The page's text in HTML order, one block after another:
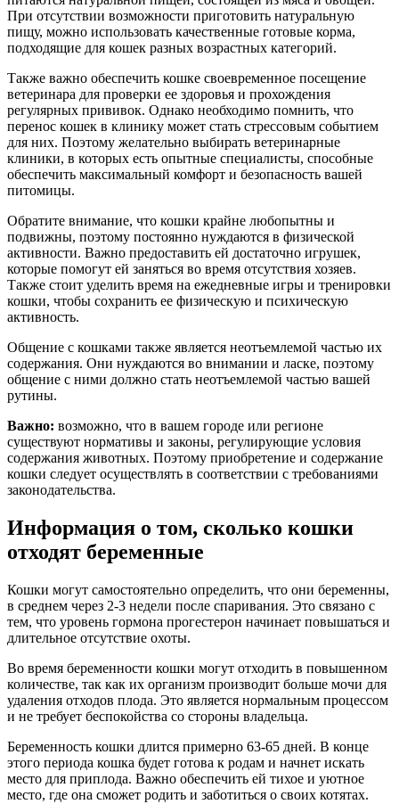
При отсутствии возможности приготовить натуральную
пищу, можно использовать качественные готовые корма,
подходящие для кошек разных возрастных категорий.
Также важно обеспечить кошке своевременное посещение
ветеринара для проверки ее здоровья и прохождения
регулярных прививок. Однако необходимо помнить, что
перенос кошек в клинику может стать стрессовым событием
для них. Поэтому желательно выбирать ветеринарные
клиники, в которых есть опытные специалисты, способные
обеспечить максимальный комфорт и безопасность вашей
питомицы.
Обратите внимание, что кошки крайне любопытны и
подвижны, поэтому постоянно нуждаются в физической
активности. Важно предоставить ей достаточно игрушек,
которые помогут ей заняться во время отсутствия хозяев.
Также стоит уделить время на ежедневные игры и тренировки
кошки, чтобы сохранить ее физическую и психическую
активность.
Общение с кошками также является неотъемлемой частью их
содержания. Они нуждаются во внимании и ласке, поэтому
общение с ними должно стать неотъемлемой частью вашей
рутины.
Важно: возможно, что в вашем городе или регионе
существуют нормативы и законы, регулирующие условия
содержания животных. Поэтому приобретение и содержание
кошки следует осуществлять в соответствии с требованиями
законодательства.
Информация о том, сколько кошки
отходят беременные
Кошки могут самостоятельно определить, что они беременны,
в среднем через 2-3 недели после спаривания. Это связано с
тем, что уровень гормона прогестерон начинает повышаться и
длительное отсутствие охоты.
Во время беременности кошки могут отходить в повышенном
количестве, так как их организм производит больше мочи для
удаления отходов плода. Это является нормальным процессом
и не требует беспокойства со стороны владельца.
Беременность кошки длится примерно 63-65 дней. В конце
этого периода кошка будет готова к родам и начнет искать
место для приплода. Важно обеспечить ей тихое и уютное
место, где она сможет родить и заботиться о своих котятах.